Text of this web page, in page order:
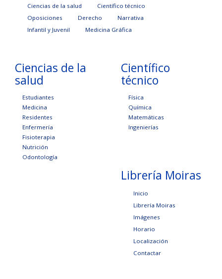
Ciencias de la salud
Científico técnico
Oposiciones
Derecho
Narrativa
Infantil y Juvenil
Medicina Gráfica
Ciencias de la
salud
Estudiantes
Medicina
Residentes
Enfermería
Fisioterapia
Nutrición
Odontología
Científico
técnico
Física
Química
Matemáticas
Ingenierías
Librería Moiras
Inicio
Librería Moiras
Imágenes
Horario
Localización
Contactar